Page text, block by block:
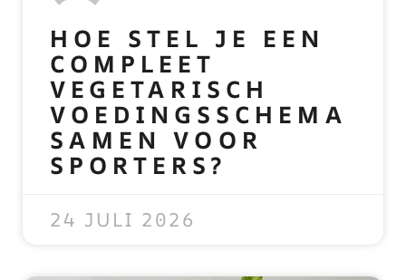
HOE STEL JE EEN
COMPLEET
VEGETARISCH
VOEDINGSSCHEMA
SAMEN VOOR
SPORTERS?
24 JULI 2026